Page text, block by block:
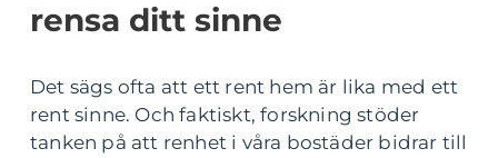
rensa ditt sinne
Det sägs ofta att ett rent hem är lika med ett
rent sinne. Och faktiskt, forskning stöder
tanken på att renhet i våra bostäder bidrar till